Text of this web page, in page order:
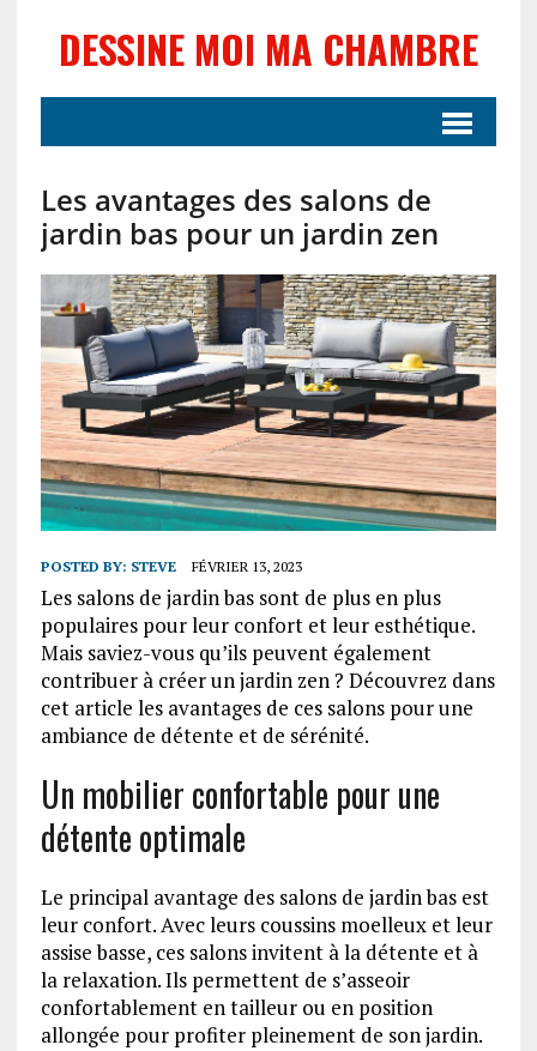
DESSINE MOI MA CHAMBRE
Les avantages des salons de
jardin bas pour un jardin zen
POSTED BY: STEVE FÉVRIER 13, 2023
Les salons de jardin bas sont de plus en plus
populaires pour leur confort et leur esthétique.
Mais saviez-vous qu’ils peuvent également
contribuer à créer un jardin zen ? Découvrez dans
cet article les avantages de ces salons pour une
ambiance de détente et de sérénité.
Un mobilier confortable pour une
détente optimale
Le principal avantage des salons de jardin bas est
leur confort. Avec leurs coussins moelleux et leur
assise basse, ces salons invitent à la détente et à
la relaxation. Ils permettent de s’asseoir
confortablement en tailleur ou en position
allongée pour profiter pleinement de son jardin.